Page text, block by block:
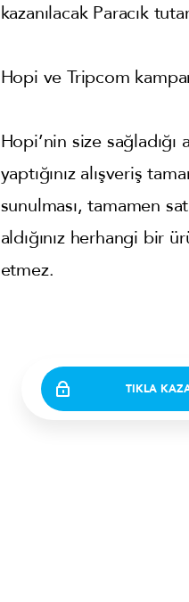
kazanılacak Paracık
Hopi ve Tripcom
Hopi’nin size
yaptığınız alışveriş
sunulması, tamamen
aldığınız herhangi bir
etmez.
TIKLA